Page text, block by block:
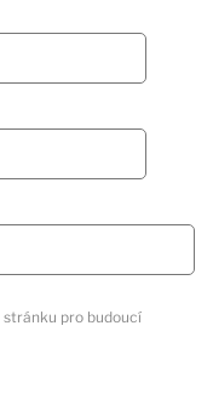
pro budoucí